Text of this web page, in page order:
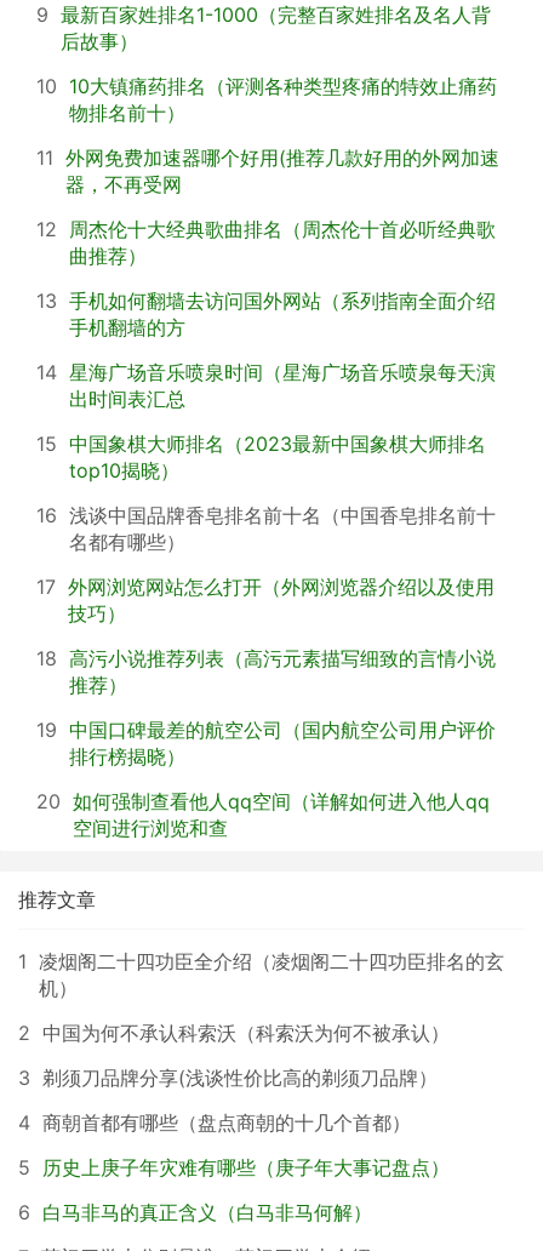
9 最新百家姓排名1-1000（完整百家姓排名及名人背
后故事）
10 10大镇痛药排名（评测各种类型疼痛的特效止痛药
物排名前十）
11 外网免费加速器哪个好用(推荐几款好用的外网加速
器，不再受网
12
周杰伦十大经典歌曲排名（周杰伦十首必听经典歌
曲推荐）
13 手机如何翻墙去访问国外网站（系列指南全面介绍
手机翻墙的方
14 星海广场音乐喷泉时间（星海广场音乐喷泉每天演
出时间表汇总
15 中国象棋大师排名（2023最新中国象棋大师排名
top10揭晓）
16 浅谈中国品牌香皂排名前十名（中国香皂排名前十
名都有哪些）
17 外网浏览网站怎么打开（外网浏览器介绍以及使用
技巧）
18 高污小说推荐列表（高污元素描写细致的言情小说
推荐）
19 中国口碑最差的航空公司（国内航空公司用户评价
排行榜揭晓）
20 如何强制查看他人qq空间（详解如何进入他人qq
空间进行浏览和查
推荐文章
1 凌烟阁二十四功臣全介绍（凌烟阁二十四功臣排名的玄
机）
2 中国为何不承认科索沃（科索沃为何不被承认）
3 剃须刀品牌分享(浅谈性价比高的剃须刀品牌）
4 商朝首都有哪些（盘点商朝的十几个首都）
5
历史上庚子年灾难有哪些（庚子年大事记盘点）
6 白马非马的真正含义（白马非马何解）